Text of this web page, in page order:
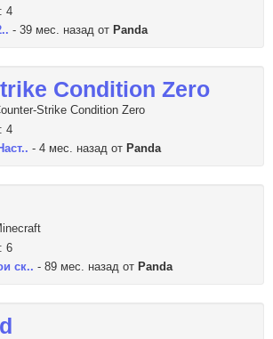
4
- 39 мес. назад от Panda
Condition Zero
Strike Condition Zero
4
- 4 мес. назад от Panda
6
ск.. - 89 мес. назад от Panda